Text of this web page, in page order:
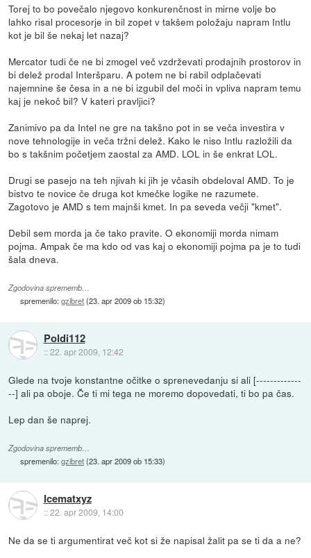
Torej to bo povečalo njegovo konkurenčnost in mirne volje bo
lahko risal procesorje in bil zopet v takšem položaju napram Intlu
kot je bil še nekaj let nazaj?
Mercator tudi če ne bi zmogel več vzdrževati prodajnih prostorov in
bi delež prodal Interšparu. A potem ne bi rabil odplačevati
najemnine še česa in a ne bi izgubil del moči in vpliva napram temu
kaj je nekoč bil? V kateri pravljici?
Zanimivo pa da Intel ne gre na takšno pot in se veča investira v
nove tehnologije in veča tržni delež. Kako le niso Intlu razložili da
bo s takšnim početjem zaostal za AMD. LOL in še enkrat LOL.
Drugi se pasejo na teh njivah ki jih je včasih obdeloval AMD. To je
bistvo te novice če druga kot kmečke logike ne razumete.
Zagotovo je AMD s tem majnši kmet. In pa seveda večji "kmet".
Debil sem morda ja če tako pravite. O ekonomiji morda nimam
pojma. Ampak če ma kdo od vas kaj o ekonomiji pojma pa je to tudi
šala dneva.
Zgodovina sprememb…
spremenilo:gzibret(23. apr 2009 ob 15:32)
Poldi112
::22. apr 2009, 12:42
Glede na tvoje konstantne očitke o sprenevedanju si ali [-------------
--] ali pa oboje. Če ti mi tega ne moremo dopovedati, ti bo pa čas.
Lep dan še naprej.
Zgodovina sprememb…
spremenilo:gzibret(23. apr 2009 ob 15:33)
Icematxyz
::22. apr 2009, 14:00
Ne da se ti argumentirat več kot si že napisal žalit pa se ti da a ne?